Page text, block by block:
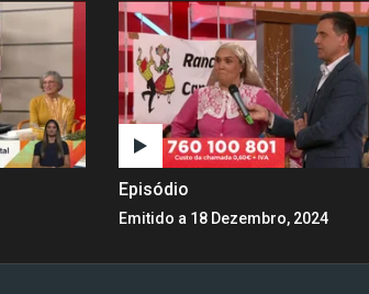
Episódio
Emitido a 18 Dezembro, 2024